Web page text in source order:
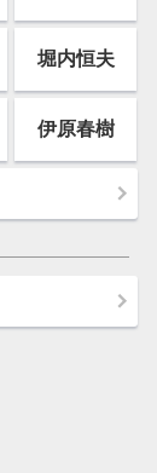
堀内恒夫
伊原春樹